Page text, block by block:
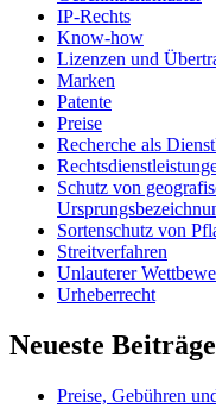
IP-Rechts
Know-how
Lizenzen und
Marken
Patente
Preise
Recherche als
Schutz von
Sortenschutz von
Streitverfahren
Unlauterer
Urheberrecht
Neueste Beiträge
Preise, Gebühren